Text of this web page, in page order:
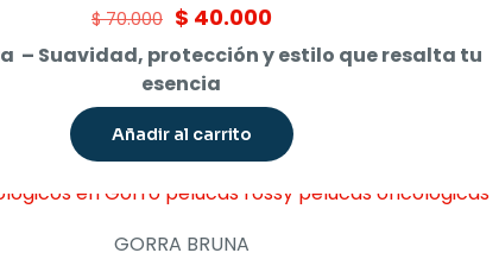
$70.000 Original
price
was:
$ 70.000.
$ 40.000Current
price
$ 40.000.
– Suavidad, protección y estilo que resalta tu
esencia
Añadir al carrito
GORRA BRUNA